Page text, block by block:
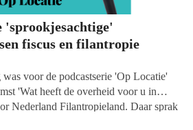
fiscus en filantropie
voor de podcastserie 'Op Locatie'
'Wat heeft de overheid voor u in
Nederland Filantropieland. Daar sprak